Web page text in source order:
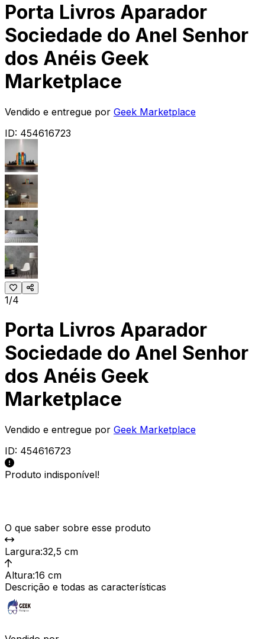
Porta Livros Aparador
Sociedade do Anel Senhor
dos Anéis Geek
Marketplace
Vendido e entregue por Geek Marketplace
ID: 454616723
1/4
Porta Livros Aparador
Sociedade do Anel Senhor
dos Anéis Geek
Marketplace
Vendido e entregue por Geek Marketplace
ID: 454616723
Produto indisponível!
O que saber sobre esse produto
Largura:32,5 cm
Altura:16 cm
Descrição e todas as características